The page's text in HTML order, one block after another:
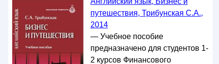
путешествия, Трибунская С.А.,
2014
— Учебное пособие
предназначено для студентов 1-
2 курсов Финансового